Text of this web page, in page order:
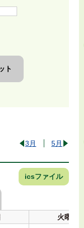
icsファイル
3月 5月
火曜日